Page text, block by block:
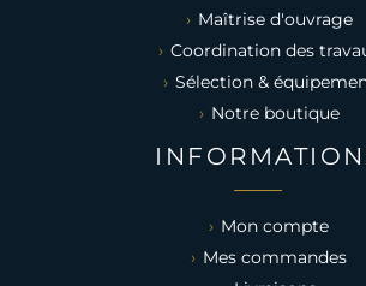
Maîtrise d'ouvrage
Coordination des
Sélection &
Notre boutique
Mon compte
Mes commandes